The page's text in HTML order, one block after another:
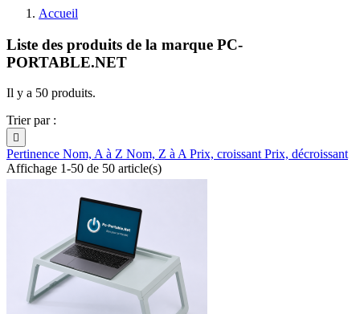
Accueil
Liste des produits de la marque PC-
PORTABLE.NET
Il y a 50 produits.
Trier par :

Pertinence Nom, A à Z Nom, Z à APrix, croissantPrix, décroissant
Affichage 1-50 de 50 article(s)